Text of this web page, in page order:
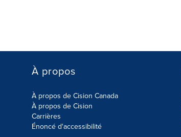
À propos
À propos de Cision Canada
À propos de Cision
Carrières
Énoncé d'accessibilité